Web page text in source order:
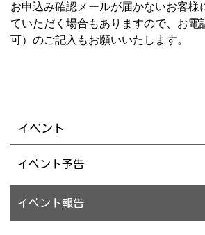
お申込み確認メールが届かないお客様
ていただく場合もありますので、お電
可）のご記入もお願いいたします。
イベント
イベント予告
イベント報告